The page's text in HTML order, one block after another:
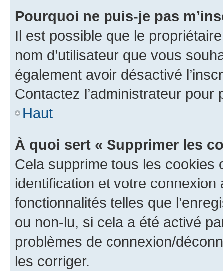
Pourquoi ne puis-je pas
Il est possible que le
nom d’utilisateur que vous
également avoir désactivé
Contactez l’administrateur
Haut
À quoi sert « Supprimer les
Cela supprime tous les cookies
identification et votre
fonctionnalités telles que
ou non-lu, si cela a été activé
problèmes de connexion/
les corriger.